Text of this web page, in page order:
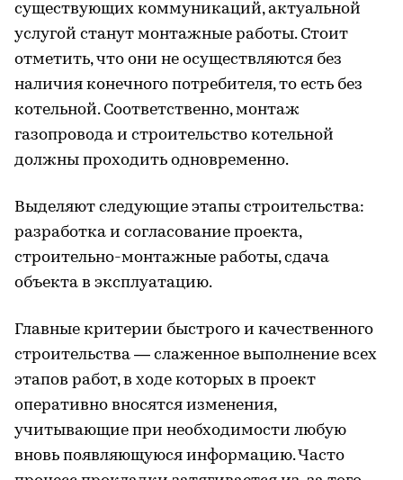
существующих коммуникаций, актуальной
услугой станут монтажные работы. Стоит
отметить, что они не осуществляются без
наличия конечного потребителя, то есть без
котельной. Соответственно, монтаж
газопровода и строительство котельной
должны проходить одновременно.
Выделяют следующие этапы строительства:
разработка и согласование проекта,
строительно-монтажные работы, сдача
объекта в эксплуатацию.
Главные критерии быстрого и качественного
строительства — слаженное выполнение всех
этапов работ, в ходе которых в проект
оперативно вносятся изменения,
учитывающие при необходимости любую
вновь появляющуюся информацию. Часто